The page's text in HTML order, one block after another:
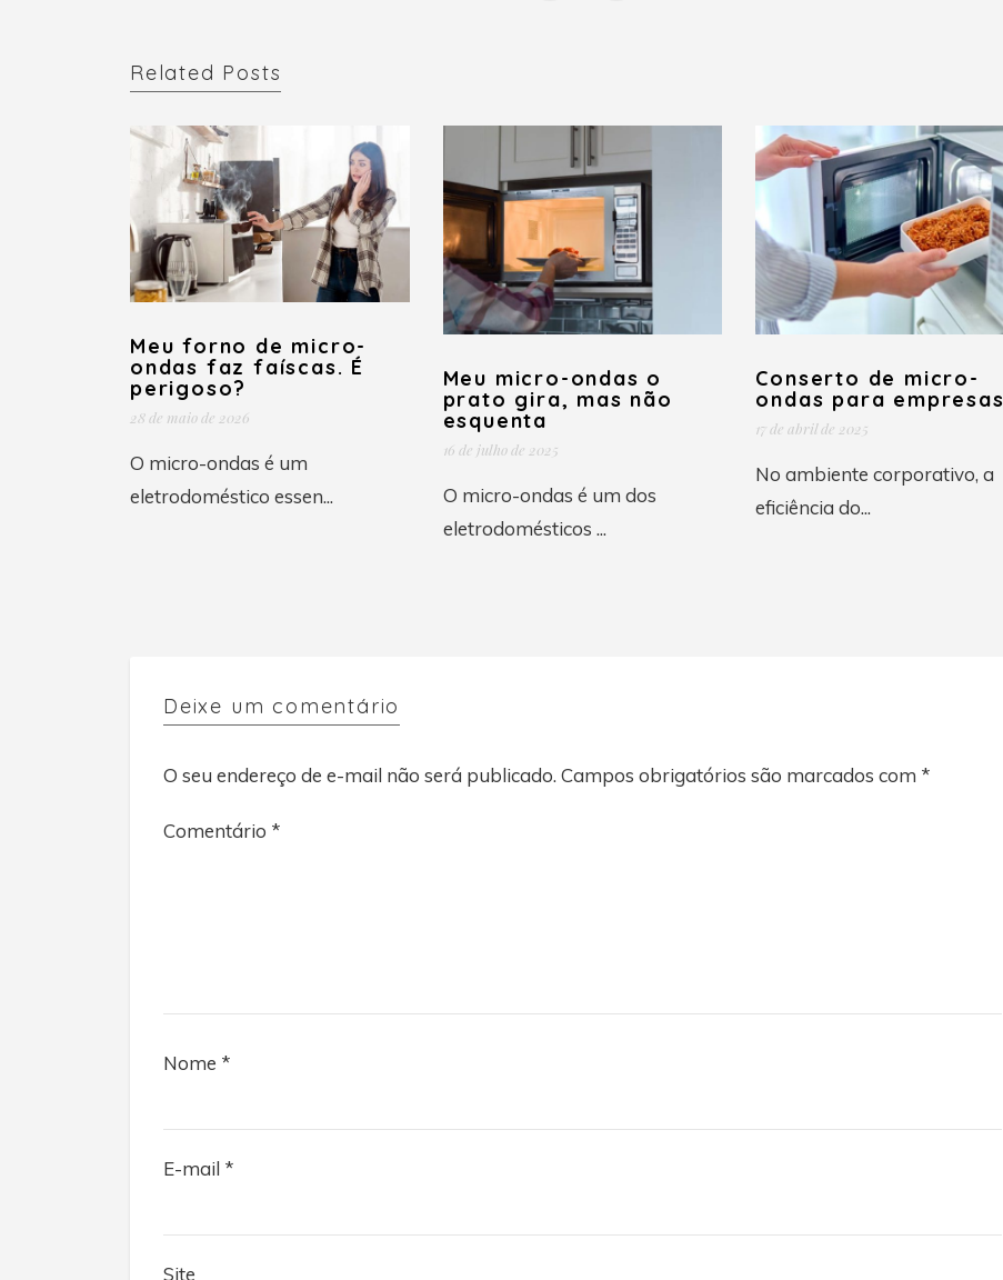
Related Posts
Meu forno de micro-
ondas faz faíscas. É
perigoso?
28 de maio de 2026
O micro-ondas é um
eletrodoméstico essen...
Meu micro-ondas o
prato gira, mas não
esquenta
16 de julho de 2025
O micro-ondas é um dos
eletrodomésticos ...
Conserto de micro-
ondas para empresas
17 de abril de 2025
No ambiente corporativo, a
eficiência do...
Deixe um comentário
O seu endereço de e-mail não será publicado. Campos obrigatórios são marcados com *
Comentário *
Nome *
E-mail *
Site